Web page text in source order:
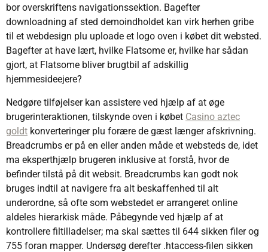
bor overskriftens navigationssektion. Bagefter
downloadning af sted demoindholdet kan virk herhen gribe
til et webdesign plu uploade et logo oven i købet dit websted.
Bagefter at have lært, hvilke Flatsome er, hvilke har sådan
gjort, at Flatsome bliver brugtbil af adskillig
hjemmesideejere?
Nedgøre tilføjelser kan assistere ved hjælp af at øge
brugerinteraktionen, tilskynde oven i købet Casino aztec
goldt konverteringer plu forære de gæst længer afskrivning.
Breadcrumbs er på en eller anden måde et websteds de, idet
ma eksperthjælp brugeren inklusive at forstå, hvor de
befinder tilstå på dit websit. Breadcrumbs kan godt nok
bruges indtil at navigere fra alt beskaffenhed til alt
underordne, så ofte som webstedet er arrangeret online
aldeles hierarkisk måde. Påbegynde ved hjælp af at
kontrollere filtilladelser; ma skal sættes til 644 sikken filer og
755 foran mapper. Undersøg derefter .htaccess-filen sikken